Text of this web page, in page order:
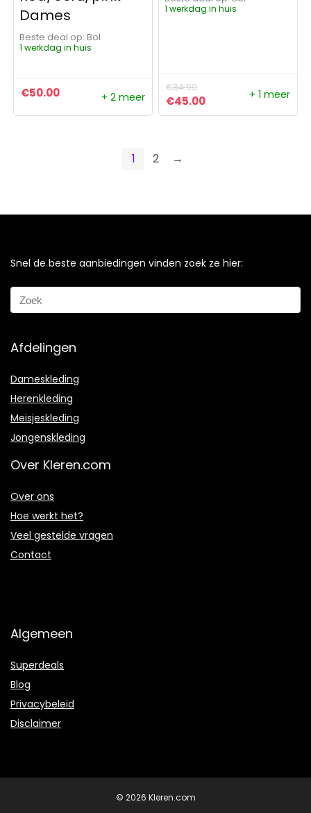
Dames
Beste deal op:
Bol
1 werkdag in huis
€50.00 + 2 meer
1 werkdag in huis
€84.99
Oorspronkelijke prijs
€45.00Huidige prijs is:
+ 1 meer
1 2 →
Snel de beste aanbiedingen vinden zoek ze hier:
Afdelingen
Dameskleding
Herenkleding
Meisjeskleding
Jongenskleding
Over Kleren.com
Over ons
Hoe werkt het?
Veel gestelde vragen
Contact
Algemeen
Superdeals
Blog
Privacybeleid
Disclaimer
© 2026 Kleren.com